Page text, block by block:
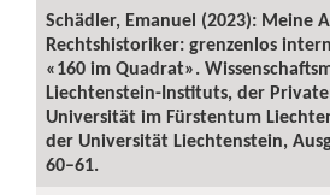
Schädler, Emanuel (2023): Meine
Rechtshistoriker: grenzenlos
«160 im Quadrat».
Liechtenstein-Instituts, der
Universität im Fürstentum
der Universität Liechtenstein,
60–61.